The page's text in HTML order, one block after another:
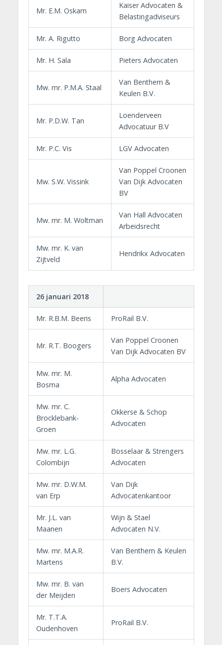
Mr. E.M. Oskam
Kaiser Advocaten &
Belastingadviseurs
Mr. A. Rigutto Borg Advocaten
Mr. H. Sala Pieters Advocaten
Mw. mr. P.M.A. Staal
Van Benthem &
Keulen B.V.
Mr. P.D.W. Tan
Loenderveen
Advocatuur B.V
Mr. P.C. Vis LGV Advocaten
Mw. S.W. Vissink
Van Poppel Croonen
Van Dijk Advocaten
BV
Mw. mr. M. Woltman
Van Hall Advocaten
Arbeidsrecht
Mw. mr. K. van
Zijtveld
Hendrikx Advocaten
26 januari 2018
Mr. R.B.M. Beeris ProRail B.V.
Mr. R.T. Boogers
Van Poppel Croonen
Van Dijk Advocaten BV
Mw. mr. M.
Bosma
Alpha Advocaten
Mw. mr. C.
Brocklebank-
Groen
Okkerse & Schop
Advocaten
Mw. mr. L.G.
Colombijn
Bosselaar & Strengers
Advocaten
Mw. mr. D.W.M.
van Erp
Van Dijk
Advocatenkantoor
Mr. J.L. van
Maanen
Wijn & Stael
Advocaten N.V.
Mw. mr. M.A.R.
Martens
Van Benthem & Keulen
B.V.
Mw. mr. B. van
der Meijden
Boers Advocaten
Mr. T.T.A.
Oudenhoven
ProRail B.V.